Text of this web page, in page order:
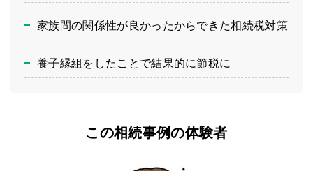
家族間の関係性が良かったからできた相続税対策
養子縁組をしたことで結果的に節税に
この相続事例の体験者